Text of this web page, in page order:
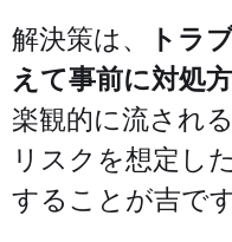
解決策は、
トラ
えて事前に対処
楽観的に流され
リスクを想定し
することが吉です